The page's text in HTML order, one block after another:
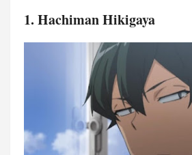
1. Hachiman Hikigaya